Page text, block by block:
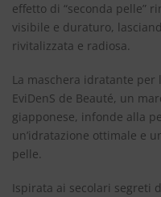
effetto di “seconda pelle”
visibile e duraturo,
rivitalizzata e radiosa.
La maschera idratante per
EviDenS de Beauté, un
giapponese, infonde alla
un’idratazione ottimale e
pelle.
Ispirata ai secolari segreti